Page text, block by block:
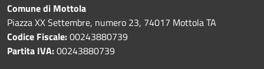
Comune di Mottola
Piazza XX Settembre, numero 23, 74017 Mottola TA
Codice Fiscale:00243880739
Partita IVA:00243880739